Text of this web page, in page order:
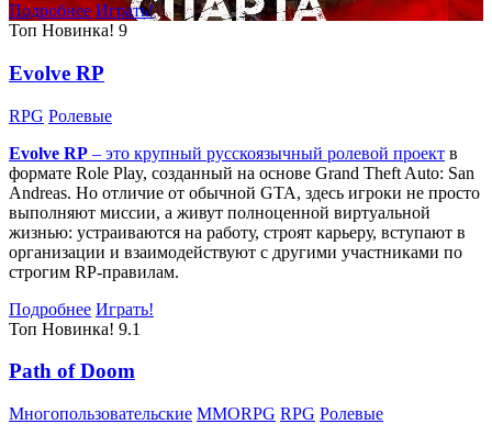
Подробнее Играть!
Топ Новинка! 9
Evolve RP
RPG Ролевые
Evolve RP – это крупный русскоязычный ролевой проект в
формате Role Play, созданный на основе Grand Theft Auto: San
Andreas. Но отличие от обычной GTA, здесь игроки не просто
выполняют миссии, а живут полноценной виртуальной
жизнью: устраиваются на работу, строят карьеру, вступают в
организации и взаимодействуют с другими участниками по
строгим RP-правилам.
Подробнее Играть!
Топ Новинка! 9.1
Path of Doom
Многопользовательские MMORPG RPG Ролевые